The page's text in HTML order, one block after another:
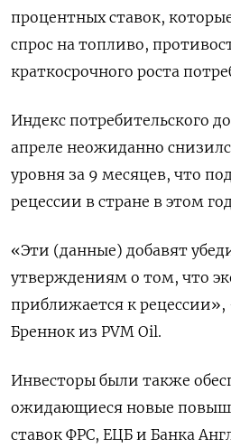
процентных ставок,
спрос на топливо,
краткосрочного роста
Индекс потребительского
апреле неожиданно
уровня за 9 месяцев, что
рецессии в стране в этом
«Эти (данные) добавят
утверждениям о том, что
приближается к рецессии»,
Бреннок из PVM Oil.
Инвесторы были также
ожидающиеся новые
ставок ФРС, ЕЦБ и Банка